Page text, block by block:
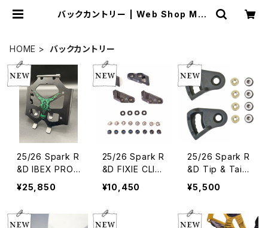
バックカントリー | Web Shop Mall
HOME バックカントリー
25/26 Spark R
&D IBEX PRO
CRAMPON Re
gular カラーBL
¥25,850
25/26 Spark R
&D FIXIE CLIP
S Top-Mount
Type カラーBL
¥10,450
25/26 Spark R
&D Tip & Tail
CLIPS
¥5,500